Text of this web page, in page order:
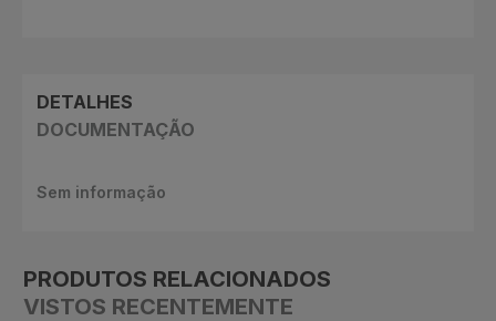
DETALHES
DOCUMENTAÇÃO
Sem informação
PRODUTOS RELACIONADOS
VISTOS RECENTEMENTE